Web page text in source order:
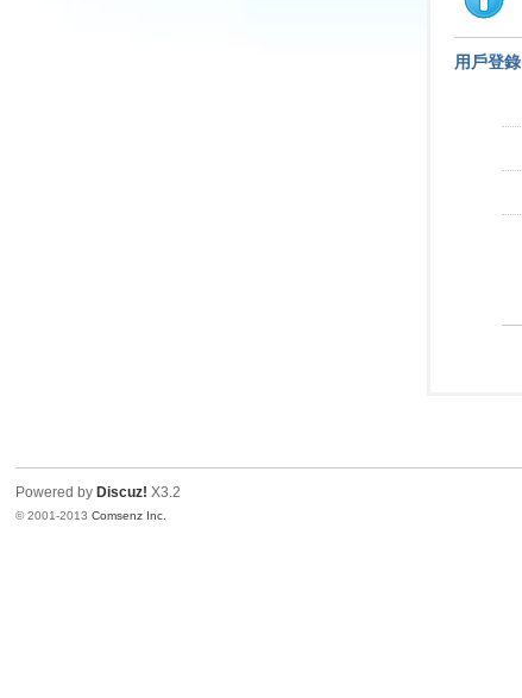
用戶登錄
Powered by Discuz! X3.2
© 2001-2013Comsenz Inc.